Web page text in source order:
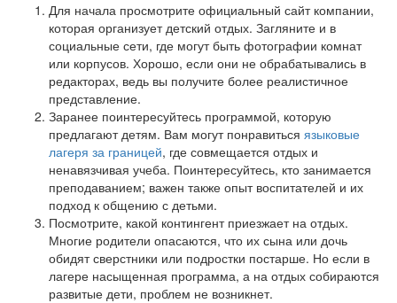
Для начала просмотрите официальный сайт компании,
которая организует детский отдых. Загляните и в
социальные сети, где могут быть фотографии комнат
или корпусов. Хорошо, если они не обрабатывались в
редакторах, ведь вы получите более реалистичное
представление.
Заранее поинтересуйтесь программой, которую
предлагают детям. Вам могут понравиться языковые
лагеря за границей, где совмещается отдых и
ненавязчивая учеба. Поинтересуйтесь, кто занимается
преподаванием; важен также опыт воспитателей и их
подход к общению с детьми.
Посмотрите, какой контингент приезжает на отдых.
Многие родители опасаются, что их сына или дочь
обидят сверстники или подростки постарше. Но если в
лагере насыщенная программа, а на отдых собираются
развитые дети, проблем не возникнет.